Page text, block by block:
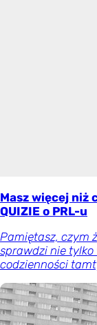
Masz więcej niż
QUIZIE o PRL-u
Pamiętasz, czym
sprawdzi nie tylko
codzienności